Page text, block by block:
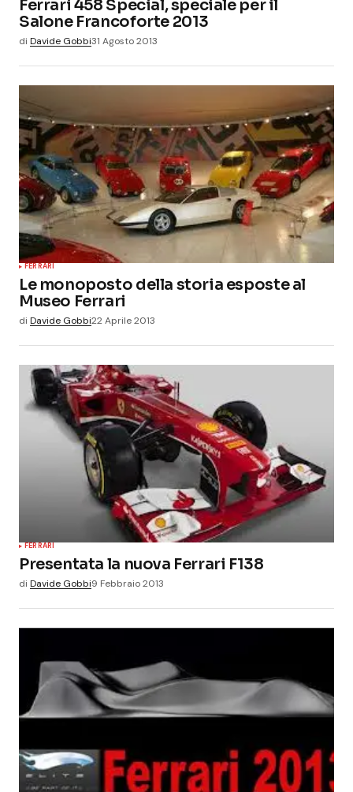
Ferrari 458 Special, speciale per il
Salone Francoforte 2013
di Davide Gobbi31 Agosto 2013
FERRARI
Le monoposto della storia esposte al
Museo Ferrari
di Davide Gobbi22 Aprile 2013
FERRARI
Presentata la nuova Ferrari F138
di Davide Gobbi9 Febbraio 2013